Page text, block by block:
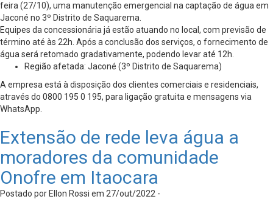
feira (27/10), uma manutenção emergencial na captação de água em
Jaconé no 3º Distrito de Saquarema.
Equipes da concessionária já estão atuando no local, com previsão de
término até às 22h. Após a conclusão dos serviços, o fornecimento de
água será retomado gradativamente, podendo levar até 12h.
Região afetada: Jaconé (3º Distrito de Saquarema)
A empresa está à disposição dos clientes comerciais e residenciais,
através do 0800 195 0 195, para ligação gratuita e mensagens via
WhatsApp.
Extensão de rede leva água a
moradores da comunidade
Onofre em Itaocara
Postado por Ellon Rossi em 27/out/2022 -